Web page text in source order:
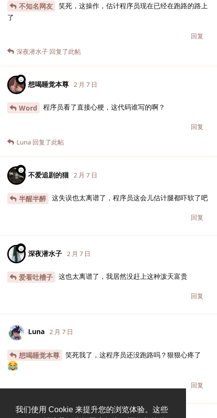
我们使用 Cookie 来提升您的浏览体验。这些
不知名网友
笑死，这操作，估计程序员现在已经在跑路的路上
了
回复
深夜潜水子 回复了此帖
想喝睡觉本尊 2 月 7 日
Word 程序员看了直接心梗，这代码谁写的啊？
回复
Luna 回复了此帖
不爱追剧的猫 2 月 7 日
半醒半醉 这失误也太离谱了，程序员这会儿估计腿都吓软了吧
回复
深夜潜水子 2 月 7 日
爱看吐槽子 这也太离谱了，我居然没赶上这种泼天富贵
回复
Luna 2 月 7 日
想喝睡觉本尊 笑死我了，这程序员还没跑路吗？狠狠心疼了
回复